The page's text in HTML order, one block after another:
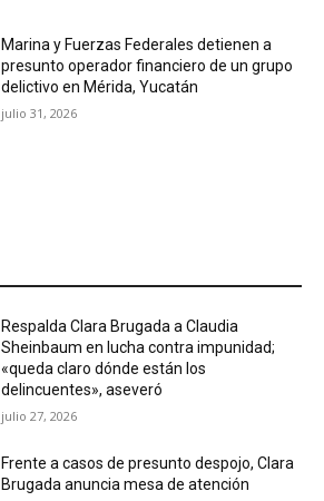
Marina y Fuerzas Federales detienen a
presunto operador financiero de un grupo
delictivo en Mérida, Yucatán
julio 31, 2026
Respalda Clara Brugada a Claudia
Sheinbaum en lucha contra impunidad;
«queda claro dónde están los
delincuentes», aseveró
julio 27, 2026
Frente a casos de presunto despojo, Clara
Brugada anuncia mesa de atención